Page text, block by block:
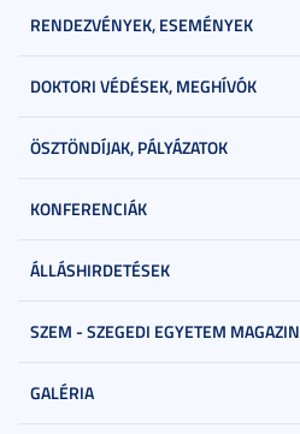
RENDEZVÉNYEK, ESEMÉNYEK
DOKTORI VÉDÉSEK, MEGHÍVÓK
ÖSZTÖNDÍJAK, PÁLYÁZATOK
KONFERENCIÁK
ÁLLÁSHIRDETÉSEK
SZEM - SZEGEDI EGYETEM MAGAZIN
GALÉRIA